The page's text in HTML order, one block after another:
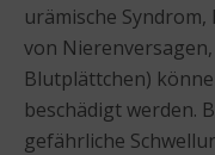
urämische
von
Blutplättchen)
beschädigt werden.
gefährliche